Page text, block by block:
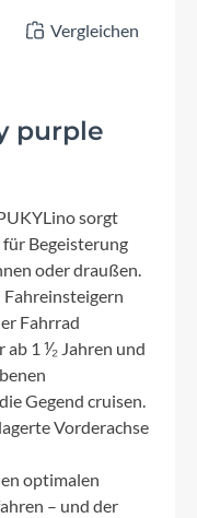
Vergleichen
purple
sorgt
Begeisterung
oder draußen.
Fahrrad
1 ⅟₂ Jahren und
Gegend cruisen.
Vorderachse
optimalen
– und der